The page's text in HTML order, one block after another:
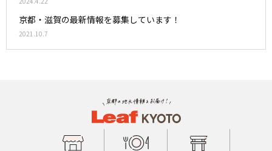
京都・滋賀の最新情報を募集しています！
2021.10.7